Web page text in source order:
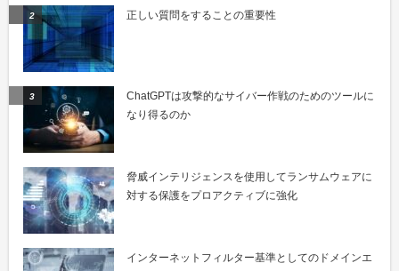
正しい質問をすることの重要性
ChatGPTは攻撃的なサイバー作戦のためのツールに
なり得るのか
脅威インテリジェンスを使用してランサムウェアに
対する保護をプロアクティブに強化
インターネットフィルター基準としてのドメインエ